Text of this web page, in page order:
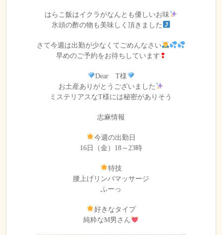
はらこ飯はイクラがなんとも優しいお味
氷頭の酢の物も美味しく頂きました
さて今週は出勤が少なくてごめんなさい
早めのご予約をお待ちしています ❢
Dear T様
お土産ありがとうございました
ミステリアスなT様には秘密がありそう
志麻情報
今週の出勤日
16日（金）18～23時
特技
腰上げリンパマッサージ
ふーっ
好きなタイプ
純粋なM男さん